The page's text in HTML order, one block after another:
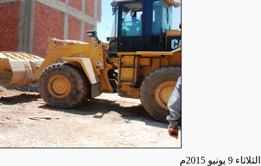
الثلاثاء 9 يونيو 2015م